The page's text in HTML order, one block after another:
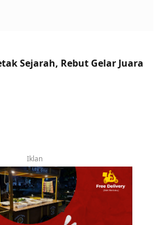
Sejarah, Rebut Gelar Juara
Iklan